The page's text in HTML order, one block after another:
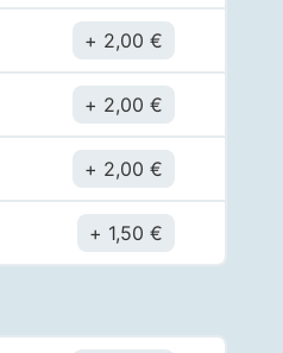
2,00€
2,00€
2,00€
1,50€